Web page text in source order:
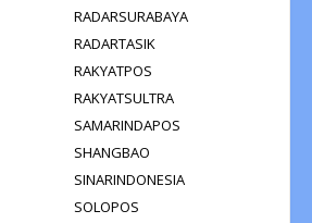
RADARSURABAYA
RADARTASIK
RAKYATPOS
RAKYATSULTRA
SAMARINDAPOS
SHANGBAO
SINARINDONESIA
SOLOPOS